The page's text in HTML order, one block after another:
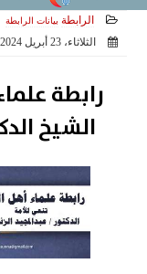
الرابطة بيانات الرابطة
الثلاثاء، 23 أبريل 2024
رابطة
الشيخ